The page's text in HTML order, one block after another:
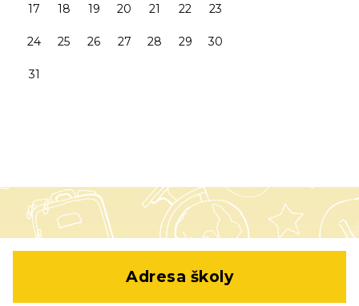
17 18 19 20 21 22 23
24 25 26 27 28 29 30
31
Adresa školy